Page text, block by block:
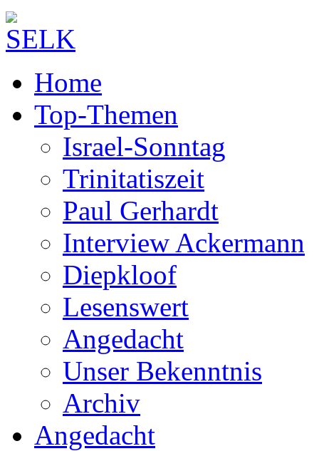
Home
Top-Themen
Israel-Sonntag
Trinitatiszeit
Paul Gerhardt
Interview Ackermann
Diepkloof
Lesenswert
Angedacht
Unser Bekenntnis
Archiv
Angedacht